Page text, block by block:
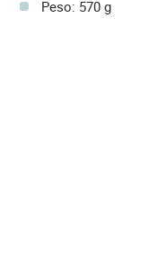
Peso: 570 g